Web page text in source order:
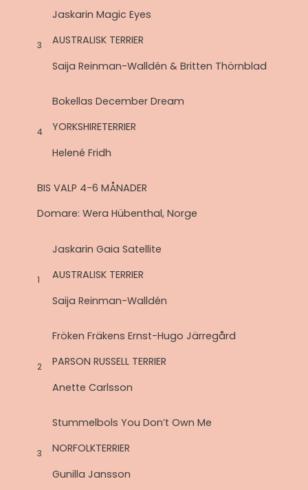
3
Jaskarin Magic Eyes
AUSTRALISK TERRIER
Saija Reinman-Walldén & Britten Thörnblad
4
Bokellas December Dream
YORKSHIRETERRIER
Helené Fridh
BIS VALP 4-6 MÅNADER
Domare: Wera Hübenthal, Norge
1
Jaskarin Gaia Satellite
AUSTRALISK TERRIER
Saija Reinman-Walldén
2
Fröken Fräkens Ernst-Hugo Järregård
PARSON RUSSELL TERRIER
Anette Carlsson
3
Stummelbols You Don’t Own Me
NORFOLKTERRIER
Gunilla Jansson